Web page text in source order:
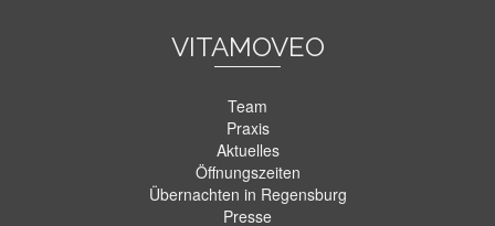
VITAMOVEO
Team
Praxis
Aktuelles
Öffnungszeiten
Übernachten in Regensburg
Presse